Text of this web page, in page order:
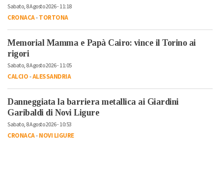
Sabato, 8 Agosto 2026 - 11:18
CRONACA-TORTONA
Memorial Mamma e Papà Cairo: vince il Torino ai
rigori
Sabato, 8 Agosto 2026 - 11:05
CALCIO-ALESSANDRIA
Danneggiata la barriera metallica ai Giardini
Garibaldi di Novi Ligure
Sabato, 8 Agosto 2026 - 10:53
CRONACA-NOVI LIGURE